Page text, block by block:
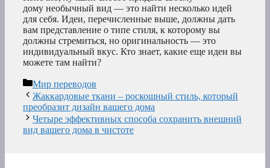
дому необычный вид — это найти несколько идей
для себя. Идеи, перечисленные выше, должны дать
вам представление о типе стиля, к которому вы
должны стремиться, но оригинальность — это
индивидуальный вкус. Кто знает, какие еще идеи вы
можете там найти?
Рубрики
Мир переводов
Жаккардовые ткани – роскошный стиль, который
преобразит дизайн вашего дома
Четыре эффективных способа сохранить внешний
вид вашего дома в чистоте